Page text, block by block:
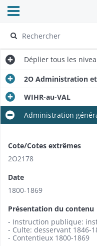
Ouvrir le menu déroulant
Déplier tous les
2O Administration
WIHR-au-VAL
Administration
Cote/Cotes extrêmes
2O2178
Date
1800-1869
Présentation du contenu
- Instruction publique:
- Culte: desservant 1846-
- Contentieux 1800-1869